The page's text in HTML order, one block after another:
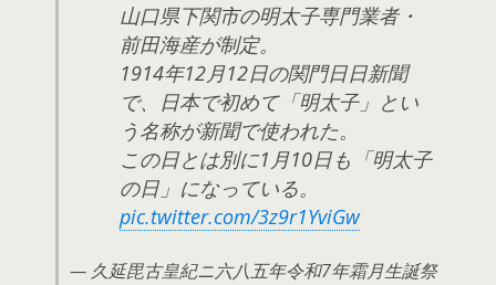
山口県下関市の明太子専門業者・
前田海産が制定。
1914年12月12日の関門日日新聞
で、日本で初めて「明太子」とい
う名称が新聞で使われた。
この日とは別に1月10日も「明太子
の日」になっている。
pic.twitter.com/3z9r1YviGw
— 久延毘古皇紀ニ六八五年令和7年霜月生誕祭